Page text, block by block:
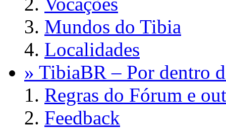
Mundos do Tibia
Localidades
» TibiaBR – Por dentro
Regras do Fórum e
Feedback